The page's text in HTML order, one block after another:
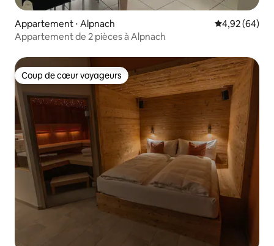
Appartement ⋅ Alpnach Évaluation
4,92 (64)
Appartement de 2 pièces à Alpnach
Coup de cœur voyageurs
Coup de cœur voyageurs